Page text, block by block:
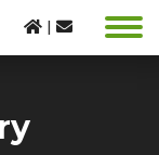
|